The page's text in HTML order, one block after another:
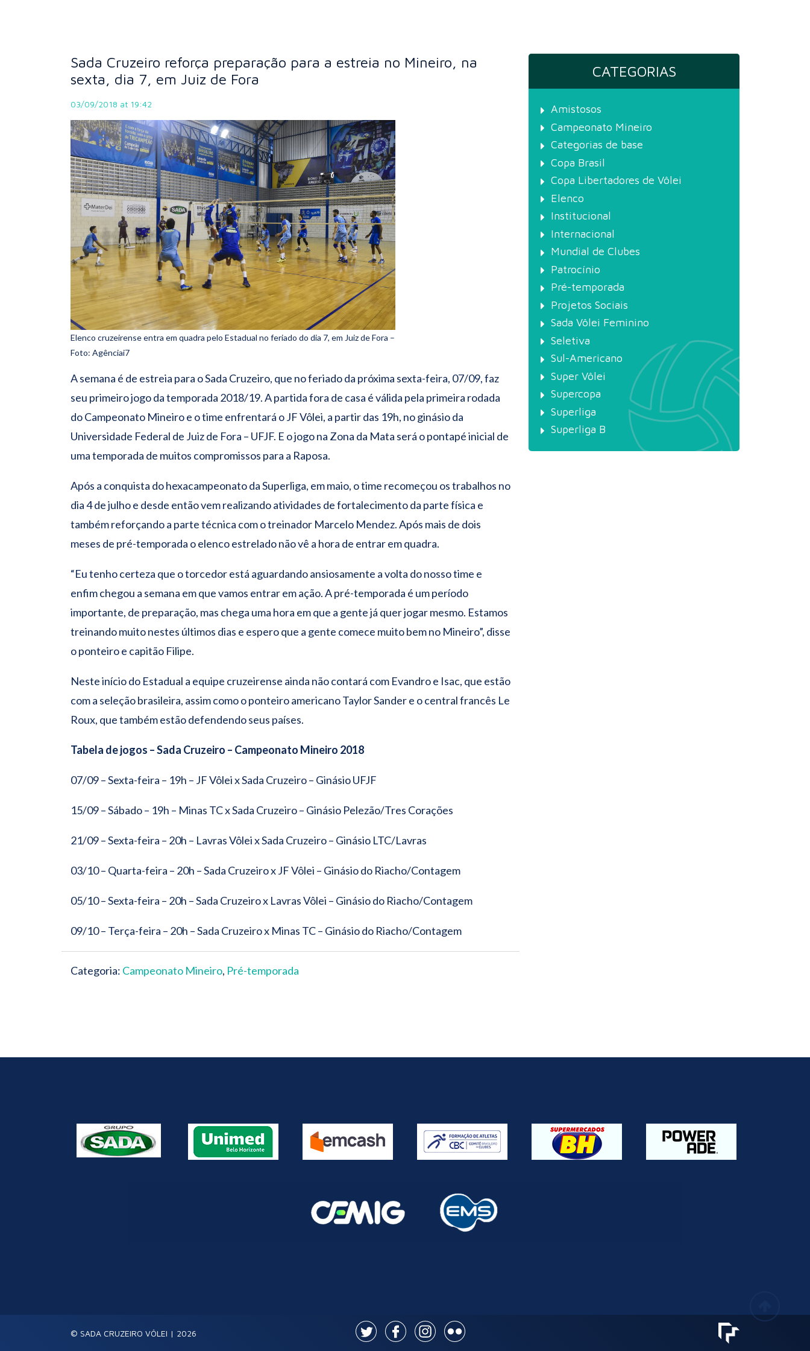
Sada Cruzeiro reforça preparação para a estreia no Mineiro, na
sexta, dia 7, em Juiz de Fora
03/09/2018 at 19:42
Elenco cruzeirense entra em quadra pelo Estadual no feriado do dia 7, em Juiz de Fora –
Foto: Agênciai7
A semana é de estreia para o Sada Cruzeiro, que no feriado da próxima sexta-feira, 07/09, faz
seu primeiro jogo da temporada 2018/19. A partida fora de casa é válida pela primeira rodada
do Campeonato Mineiro e o time enfrentará o JF Vôlei, a partir das 19h, no ginásio da
Universidade Federal de Juiz de Fora – UFJF. E o jogo na Zona da Mata será o pontapé inicial de
uma temporada de muitos compromissos para a Raposa.
Após a conquista do hexacampeonato da Superliga, em maio, o time recomeçou os trabalhos no
dia 4 de julho e desde então vem realizando atividades de fortalecimento da parte física e
também reforçando a parte técnica com o treinador Marcelo Mendez. Após mais de dois
meses de pré-temporada o elenco estrelado não vê a hora de entrar em quadra.
“Eu tenho certeza que o torcedor está aguardando ansiosamente a volta do nosso time e
enfim chegou a semana em que vamos entrar em ação. A pré-temporada é um período
importante, de preparação, mas chega uma hora em que a gente já quer jogar mesmo. Estamos
treinando muito nestes últimos dias e espero que a gente comece muito bem no Mineiro”, disse
o ponteiro e capitão Filipe.
Neste início do Estadual a equipe cruzeirense ainda não contará com Evandro e Isac, que estão
com a seleção brasileira, assim como o ponteiro americano Taylor Sander e o central francês Le
Roux, que também estão defendendo seus países.
Tabela de jogos – Sada Cruzeiro – Campeonato Mineiro 2018
07/09 – Sexta-feira – 19h – JF Vôlei x Sada Cruzeiro – Ginásio UFJF
15/09 – Sábado – 19h – Minas TC x Sada Cruzeiro – Ginásio Pelezão/Tres Corações
21/09 – Sexta-feira – 20h – Lavras Vôlei x Sada Cruzeiro – Ginásio LTC/Lavras
03/10 – Quarta-feira – 20h – Sada Cruzeiro x JF Vôlei – Ginásio do Riacho/Contagem
05/10 – Sexta-feira – 20h – Sada Cruzeiro x Lavras Vôlei – Ginásio do Riacho/Contagem
09/10 – Terça-feira – 20h – Sada Cruzeiro x Minas TC – Ginásio do Riacho/Contagem
Categoria: Campeonato Mineiro, Pré-temporada
CATEGORIAS
Amistosos
Campeonato Mineiro
Categorias de base
Copa Brasil
Copa Libertadores de Vôlei
Elenco
Institucional
Internacional
Mundial de Clubes
Patrocínio
Pré-temporada
Projetos Sociais
Sada Vôlei Feminino
Seletiva
Sul-Americano
Super Vôlei
Supercopa
Superliga
Superliga B
© SADA CRUZEIRO VÔLEI | 2026